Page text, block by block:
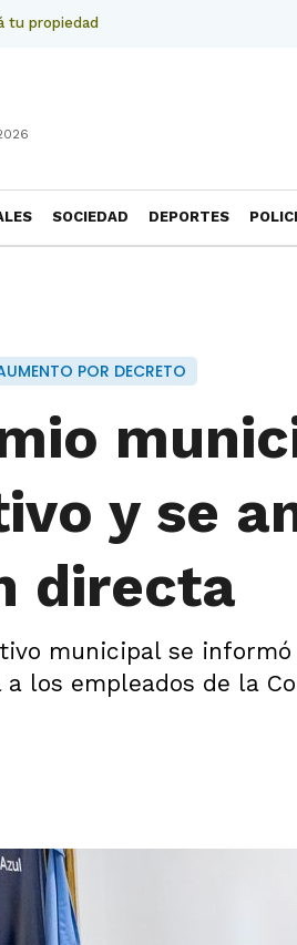
tu propiedad
SOCIEDAD DEPORTES
POR DECRETO
y se
directa
municipal se
los empleados de la